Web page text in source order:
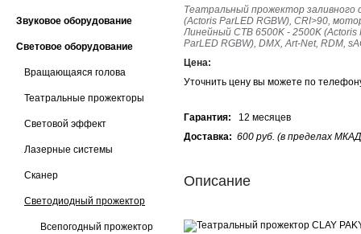
Звуковое оборудование
Световое оборудование
Вращающаяся голова
Театральные прожекторы
Световой эффект
Лазерные системы
Сканер
Светодиодный прожектор
Всепогодный прожектор
Театральный прожектор заливного
(Actoris ParLED RGBW), CRI>90,
Линейный CTB 6500K - 2500K
ParLED RGBW), DMX, Art-Net, RDM,
Цена:
Уточнить цену вы можете по
Гарантия: 12 месяцев
Доставка: 600 руб. (в пределах
Описание